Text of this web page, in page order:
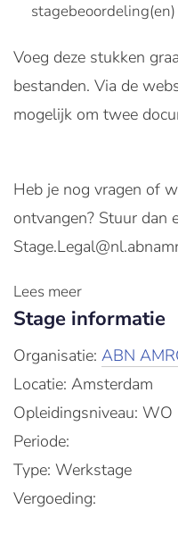
Voeg deze stukken
bestanden. Via de
mogelijk om twee
Heb je nog vragen of
ontvangen? Stuur dan
Lees meer
Stage informatie
Organisatie: ABN
Locatie: Amsterdam
Opleidingsniveau: WO
Periode:
Type: Werkstage
Vergoeding: